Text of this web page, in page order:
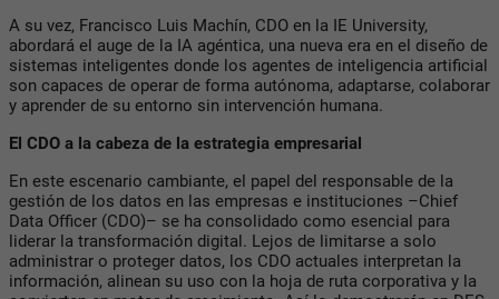
A su vez, Francisco Luis Machín, CDO en la IE University,
abordará el auge de la IA agéntica, una nueva era en el diseño de
sistemas inteligentes donde los agentes de inteligencia artificial
son capaces de operar de forma autónoma, adaptarse, colaborar
y aprender de su entorno sin intervención humana.
El CDO a la cabeza de la estrategia empresarial
En este escenario cambiante, el papel del responsable de la
gestión de los datos en las empresas e instituciones –Chief
Data Officer (CDO)– se ha consolidado como esencial para
liderar la transformación digital. Lejos de limitarse a solo
administrar o proteger datos, los CDO actuales interpretan la
información, alinean su uso con la hoja de ruta corporativa y la